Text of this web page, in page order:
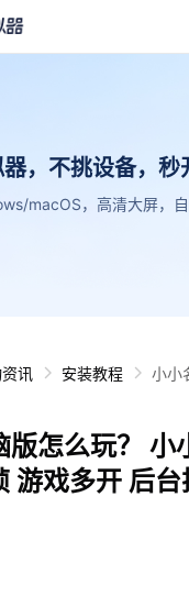
，不挑设备，秒
macOS，高清大屏，
讯 安装教程
小小
台挂
版怎么玩？ 小
游戏多开 后台